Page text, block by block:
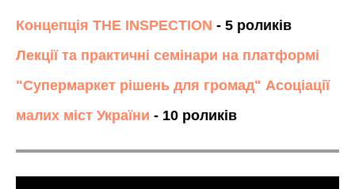
Концепція THE INSPECTION - 5 роликів
Лекції та практичні семінари на платформі
"Супермаркет рішень для громад" Асоціації
малих міст України - 10 роликів